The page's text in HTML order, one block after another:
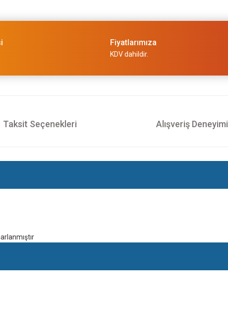
Fiyatlarımıza
KDV dahildir.
Taksit Seçenekleri Alışveriş Deneyimi